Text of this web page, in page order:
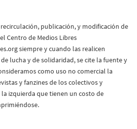
publicación, y modificación de
Centro de Medios Libres
siempre y cuando las realicen
lucha y de solidaridad, se cite la fuente y
como uso no comercial la
y fanzines de los colectivos y
izquierda que tienen un costo de